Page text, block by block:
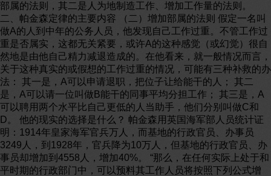
部属的法则，其二是人为地制造工作、增加工作量的法则。
二、帕金森定律的主要内容 （二）增加部属的法则 假定一名叫
做A的人到中年的公务人员，他发现自己工作过重。不管工作过
重是否属实，这都无关紧要，或许A的这种感觉（或幻觉）很自
然地是由他自己精力减退造成的。在他看来，就一般情况而言，
关于这种真实的或假想的工作过重的情况，可能有三种补救的办
法： 其一是，A可以申请退职，把位子让给能干的人； 其二
是，A可以请一位叫做B能干的同事平均分担工作； 其三是，A
可以聘用两个水平比自己更低的人当助手，他们分别叫做C和
D。 他的现实的选择是什么？ 帕金森用英国海军部人员统计证
明：1914年皇家海军官兵万人，而基地的行政官员、办事员
3249人，到1928年，官兵降为10万人，但基地的行政官员、办
事员却增加到4558人，增加40%。 “那么，在任何实际上处于和
平时期的行政部门中，可以预料其工作人员将按照下列公式增